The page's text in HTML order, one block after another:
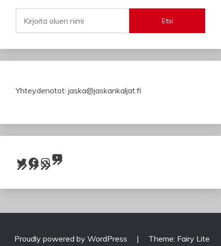
Etsi
Yhteydenotot: jaska@jaskankaljat.fi
Twitter Facebook InstagramYouTube
Proudly powered by WordPress |
Theme: Fairy Lite